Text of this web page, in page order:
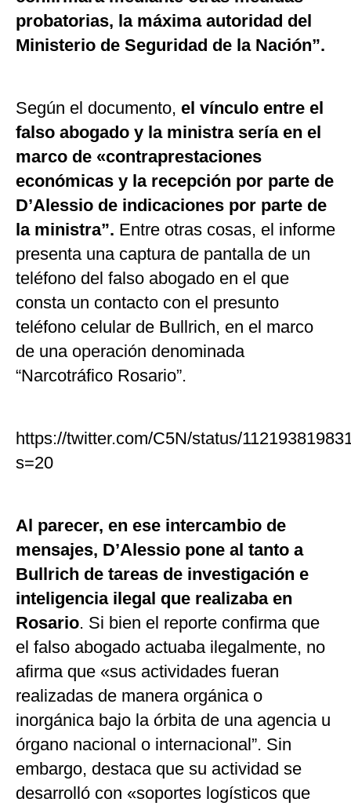
probatorias, la máxima autoridad del
Ministerio de Seguridad de la Nación”.
Según el documento, el vínculo entre el
falso abogado y la ministra sería en el
marco de «contraprestaciones
económicas y la recepción por parte de
D’Alessio de indicaciones por parte de
la ministra”. Entre otras cosas, el informe
presenta una captura de pantalla de un
teléfono del falso abogado en el que
consta un contacto con el presunto
teléfono celular de Bullrich, en el marco
de una operación denominada
“Narcotráfico Rosario”.
https://twitter.com/C5N/status/
s=20
Al parecer, en ese intercambio de
mensajes, D’Alessio pone al tanto a
Bullrich de tareas de investigación e
inteligencia ilegal que realizaba en
Rosario. Si bien el reporte confirma que
el falso abogado actuaba ilegalmente, no
afirma que «sus actividades fueran
realizadas de manera orgánica o
inorgánica bajo la órbita de una agencia u
órgano nacional o internacional”. Sin
embargo, destaca que su actividad se
desarrolló con «soportes logísticos que